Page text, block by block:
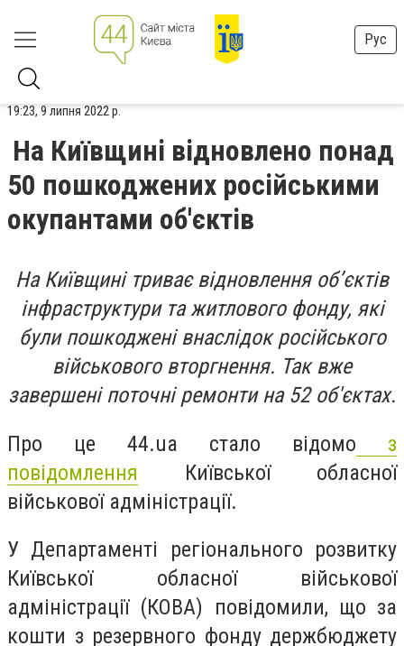
Рус
19:23, 9 липня 2022 р.
На Київщині відновлено понад
50 пошкоджених російськими
окупантами об'єктів
На Київщині триває відновлення об’єктів
інфраструктури та житлового фонду, які
були пошкоджені внаслідок російського
військового вторгнення. Так вже
завершені поточні ремонти на 52 об'єктах.
Про це 44.ua стало відомо з
повідомлення Київської обласної
військової адміністрації.
У Департаменті регіонального розвитку
Київської обласної військової
адміністрації (КОВА) повідомили, що за
кошти з резервного фонду держбюджету